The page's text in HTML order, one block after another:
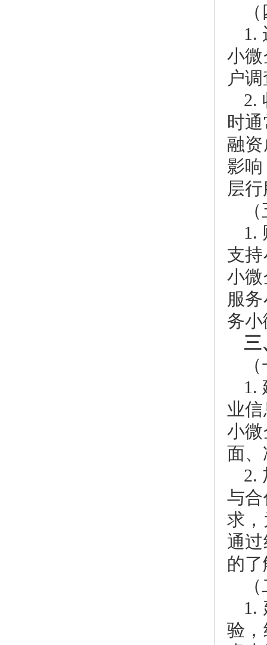
1.
小
户
2.
时
融
影
层
1.
支
小
服
务
三
1.
业
小
面、
2.
与
求
通
的
1.
验